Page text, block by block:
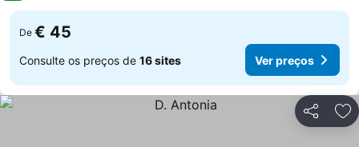
De € 45
Consulte os preços de 16 sites Ver preços
Partilhar